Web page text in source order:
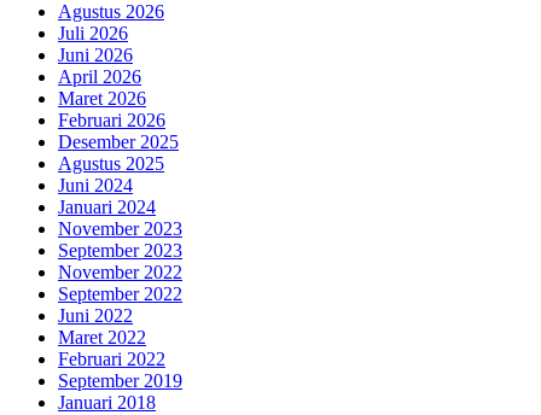
Agustus 2026
Juli 2026
Juni 2026
April 2026
Maret 2026
Februari 2026
Desember 2025
Agustus 2025
Juni 2024
Januari 2024
November 2023
September 2023
November 2022
September 2022
Juni 2022
Maret 2022
Februari 2022
September 2019
Januari 2018